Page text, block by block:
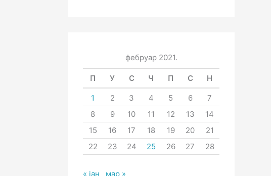
фебруар 2021.
П У С Ч П С Н
1 2 3 4 5 6
7
8
9 10 11 12 13
14
15
16 17 18 19 20
21
22
23 24 25 26 27 28
« јан мар »